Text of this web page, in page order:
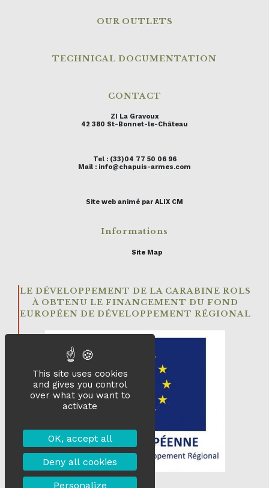
OUR OUTLETS
TECHNICAL DOCUMENTATION
CONTACT
ZI La Gravoux
42 380 St-Bonnet-le-Château
Tel : (33)04 77 50 06 96
Mail : info@chapuis-armes.com
Site web animé par ALIX CM
Informations
Site Map
LE DÉVELOPPEMENT DE LA CARABINE ROLS
À OBTENU LE FINANCEMENT DU FOND
EUROPÉEN DE DÉVELOPPEMENT RÉGIONAL
This site uses cookies
and gives you control
over what you want to
activate
OK, accept all
Deny all cookies
Personalize